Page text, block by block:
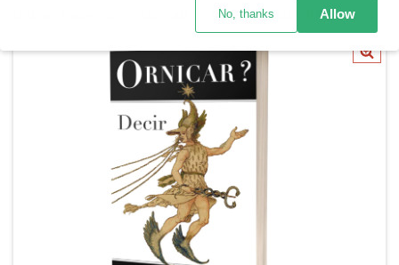
COLECCIÓN ORNICAR ? 1
No, thanks Allow